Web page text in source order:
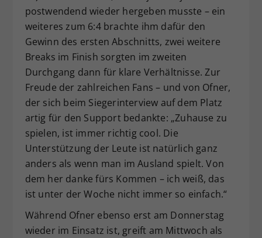
postwendend wieder hergeben musste – ein
weiteres zum 6:4 brachte ihm dafür den
Gewinn des ersten Abschnitts, zwei weitere
Breaks im Finish sorgten im zweiten
Durchgang dann für klare Verhältnisse. Zur
Freude der zahlreichen Fans – und von Ofner,
der sich beim Siegerinterview auf dem Platz
artig für den Support bedankte: „Zuhause zu
spielen, ist immer richtig cool. Die
Unterstützung der Leute ist natürlich ganz
anders als wenn man im Ausland spielt. Von
dem her danke fürs Kommen – ich weiß, das
ist unter der Woche nicht immer so einfach.“
Während Ofner ebenso erst am Donnerstag
wieder im Einsatz ist, greift am Mittwoch als